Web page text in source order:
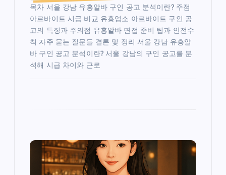
목차 서울 강남 유흥알바 구인 공고 분석이란? 주점
아르바이트 시급 비교 유흥업소 아르바이트 구인 공
고의 특징과 주의점 유흥알바 면접 준비 팁과 안전수
칙 자주 묻는 질문들 결론 및 정리 서울 강남 유흥알
바 구인 공고 분석이란? 서울 강남의 구인 공고를 분
석해 시급 차이와 근로